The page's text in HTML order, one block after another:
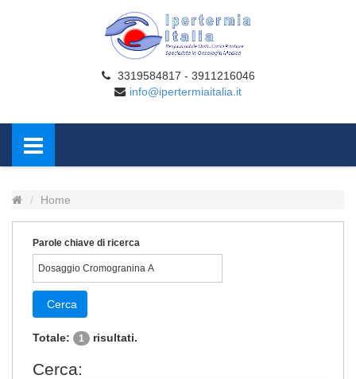
3319584817 - 3911216046
info@ipertermiaitalia.it
Home
Parole chiave di ricerca
Cerca
Totale: 1 risultati.
Cerca: